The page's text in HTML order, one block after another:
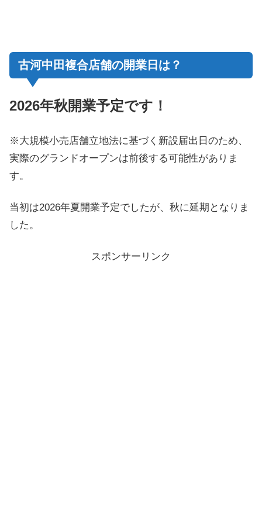
古河中田複合店舗の開業日は？
2026年秋開業予定です！
※大規模小売店舗立地法に基づく新設届出日のため、
実際のグランドオープンは前後する可能性がありま
す。
当初は2026年夏開業予定でしたが、秋に延期となりま
した。
スポンサーリンク